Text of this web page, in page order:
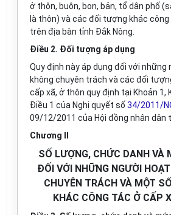
ở thôn, buôn, bon, bản, tổ dân phố
là thôn) và các đối tượng khác
trên địa bàn tỉnh Đắk Nông.
Điều 2. Đối tượng áp dụng
Quy định này áp dụng đối với
không chuyên trách và các đối
cấp xã, ở thôn quy định tại Khoản 1,
Điều 1 của Nghị quyết số 34/2011/
09/12/2011 của Hội đồng nhân dân
Chương II
SỐ LƯỢNG, CHỨC DANH VÀ
ĐỐI VỚI NHỮNG NGƯỜI
CHUYÊN TRÁCH VÀ MỘT
KHÁC CÔNG TÁC Ở CẤP